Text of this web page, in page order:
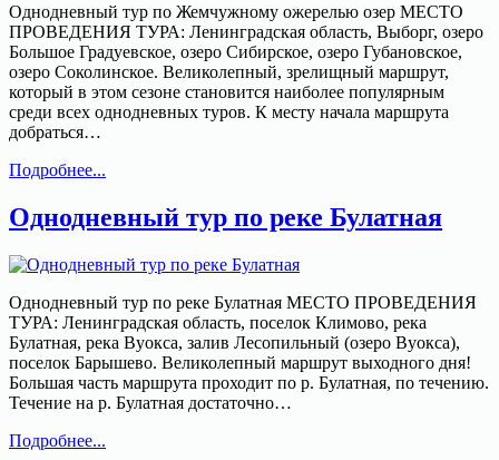
Однодневный тур по Жемчужному ожерелью озер МЕСТО
ПРОВЕДЕНИЯ ТУРА: Ленинградская область, Выборг, озеро
Большое Градуевское, озеро Сибирское, озеро Губановское,
озеро Соколинское. Великолепный, зрелищный маршрут,
который в этом сезоне становится наиболее популярным
среди всех однодневных туров. К месту начала маршрута
добраться…
Подробнее...
Жемчужному
ожерелью
Однодневный тур по реке Булатная
Однодневный тур по реке Булатная МЕСТО ПРОВЕДЕНИЯ
ТУРА: Ленинградская область, поселок Климово, река
Булатная, река Вуокса, залив Лесопильный (озеро Вуокса),
поселок Барышево. Великолепный маршрут выходного дня!
Большая часть маршрута проходит по р. Булатная, по течению.
Течение на р. Булатная достаточно…
Подробнее...